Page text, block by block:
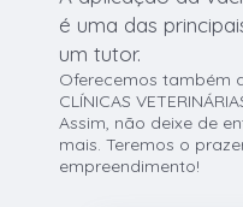
é uma das
um tutor.
Oferecemos também
CLÍNICAS
Assim, não deixe de
mais. Teremos o
empreendimento!